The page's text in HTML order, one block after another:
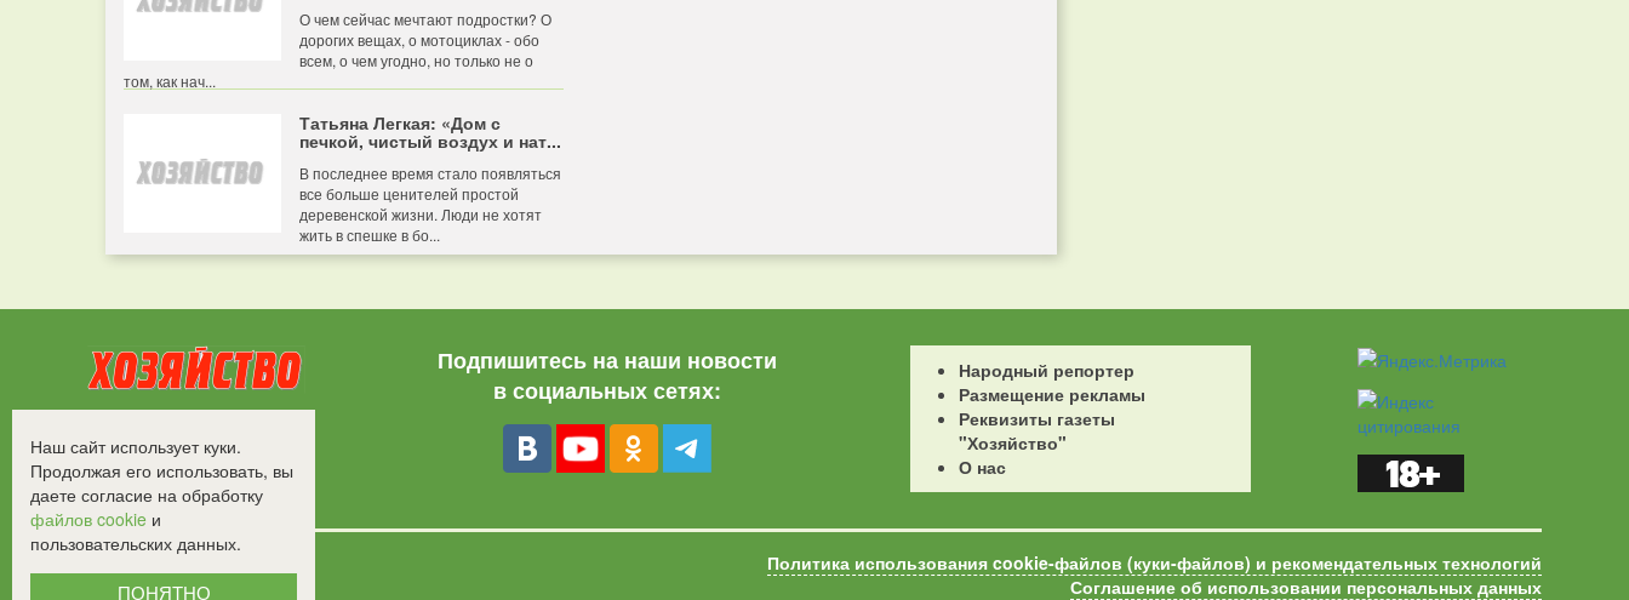
О чем сейчас мечтают подростки? О
дорогих вещах, о мотоциклах - обо
всем, о чем угодно, но только не о
том, как нач...
Татьяна Легкая: «Дом с
печкой, чистый воздух и нат...
В последнее время стало появляться
все больше ценителей простой
деревенской жизни. Люди не хотят
жить в спешке в бо...
Все права защищены.
©2008-2017 - "Хозяйство"
Подпишитесь на наши новости
в социальных сетях:
Народный репортер
Размещение рекламы
Реквизиты газеты
"Хозяйство"
О нас
Политика использования cookie-файлов (куки-файлов) и рекомендательных технологий
Соглашение об использовании персональных данных
Наш сайт использует куки.
Продолжая его использовать, вы
даете согласие на обработку
файлов cookie и
пользовательских данных.
ПОНЯТНО